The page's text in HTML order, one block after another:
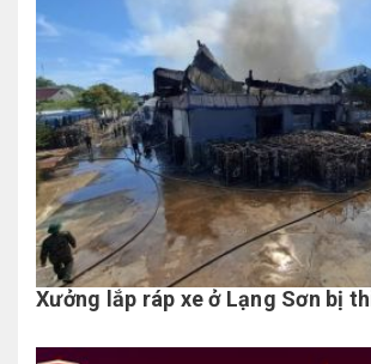
Xưởng lắp ráp xe ở Lạng Sơn bị